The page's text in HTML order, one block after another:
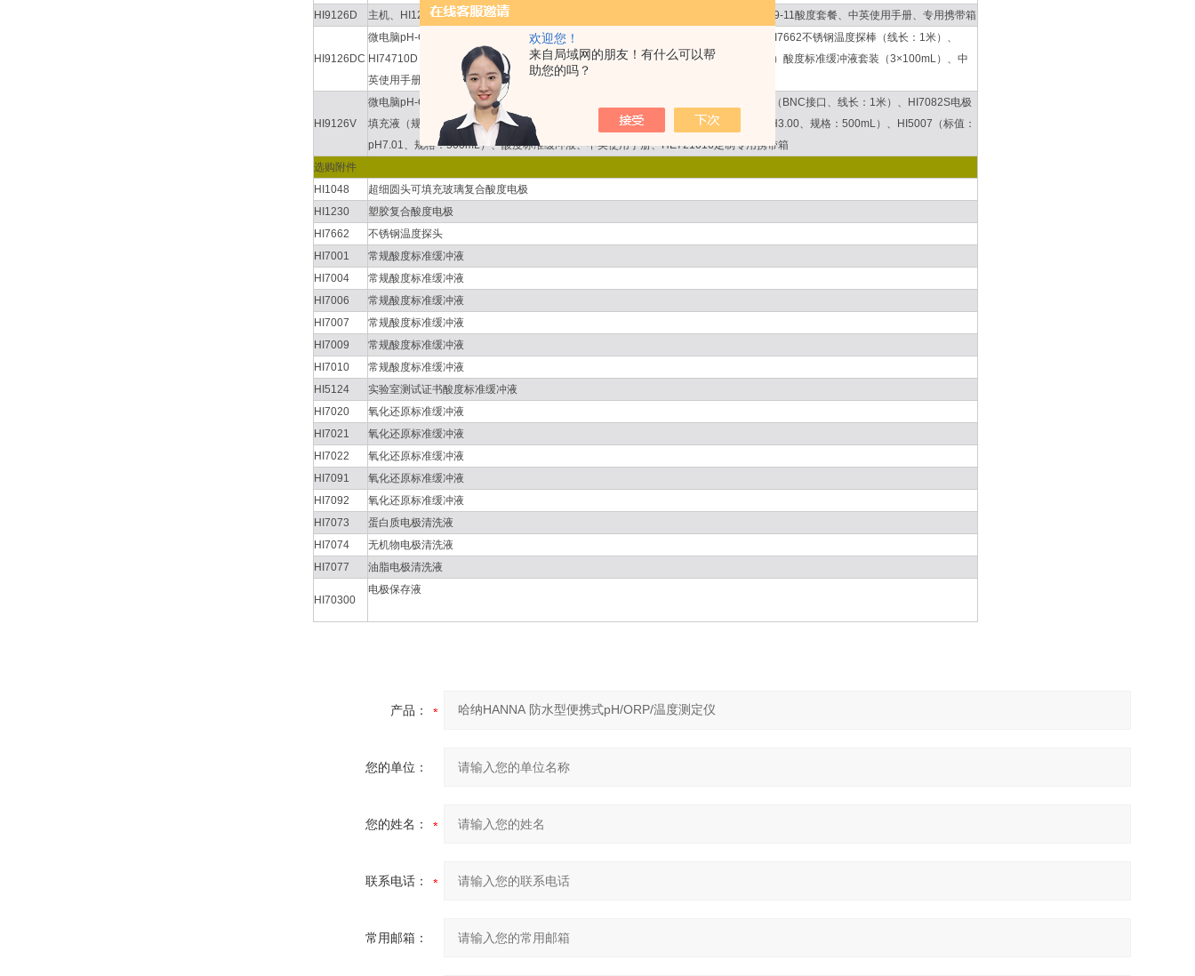
欢迎您！
来自局域网的朋友！有什么可以帮
助您的吗？
HI9126D
主机、HI1230B塑胶复合酸度电极、HI7662温度探棒、含所选择HI74710-11或HI70469-11酸度套餐、中英使用手册、专用携带箱
HI9126DC
微电脑pH-ORP-°C测定、HI1230B/C 塑胶复合酸度电极（BNC接口、线长：1米）、HI7662不锈钢温度探棒（线长：1米）、
HI74710D（pH4.01、pH7.01、pH10.01）或HI70469D（pH4.01、pH6.86、pH9.18）酸度标准缓冲液套装（3×100mL）、中
英使用手册、HE721016定制专用携带箱
HI9126V
微电脑pH-ORP-°C测定、HI1048P内置CPSTM预防堵塞系统可填充复合酸度玻璃电极（BNC接口、线长：1米）、HI7082S电极
填充液（规格：30 mL）、HI7662不锈钢温度探棒（线长：1米）、HI5003（标值：pH3.00、规格：500mL）、HI5007（标值：
pH7.01、规格：500mL）、酸度标准缓冲液、中英使用手册、HE721016定制专用携带箱
选购附件
HI1048
超细圆头可填充玻璃复合酸度电极
HI1230
塑胶复合酸度电极
HI7662
不锈钢温度探头
HI7001
常规酸度标准缓冲液
HI7004
常规酸度标准缓冲液
HI7006
常规酸度标准缓冲液
HI7007
常规酸度标准缓冲液
HI7009
常规酸度标准缓冲液
HI7010
常规酸度标准缓冲液
HI5124
实验室测试证书酸度标准缓冲液
HI7020
氧化还原标准缓冲液
HI7021
氧化还原标准缓冲液
HI7022
氧化还原标准缓冲液
HI7091
氧化还原标准缓冲液
HI7092
氧化还原标准缓冲液
HI7073
蛋白质电极清洗液
HI7074
无机物电极清洗液
HI7077
油脂电极清洗液
HI70300
电极保存液
产品：
您的单位：
您的姓名：
联系电话：
常用邮箱：